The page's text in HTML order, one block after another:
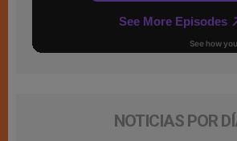
NOTICIAS POR